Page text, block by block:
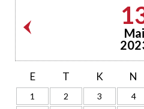
Mai
E T K N
1 2 3 4